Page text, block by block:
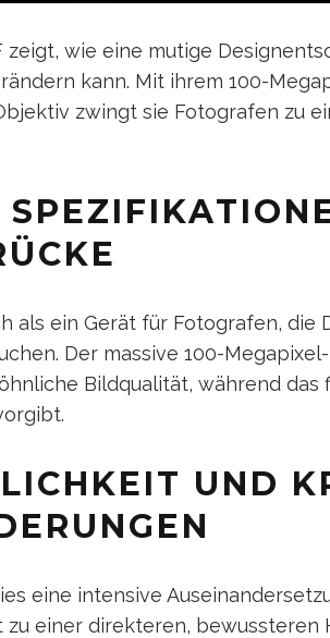
zeigt, wie eine mutige
kann. Mit ihrem 100-
zwingt sie Fotografen zu
als ein Gerät für Fotografen, die
Der massive 100-
Bildqualität, während das
UND
eine intensive
einer direkteren, bewussteren